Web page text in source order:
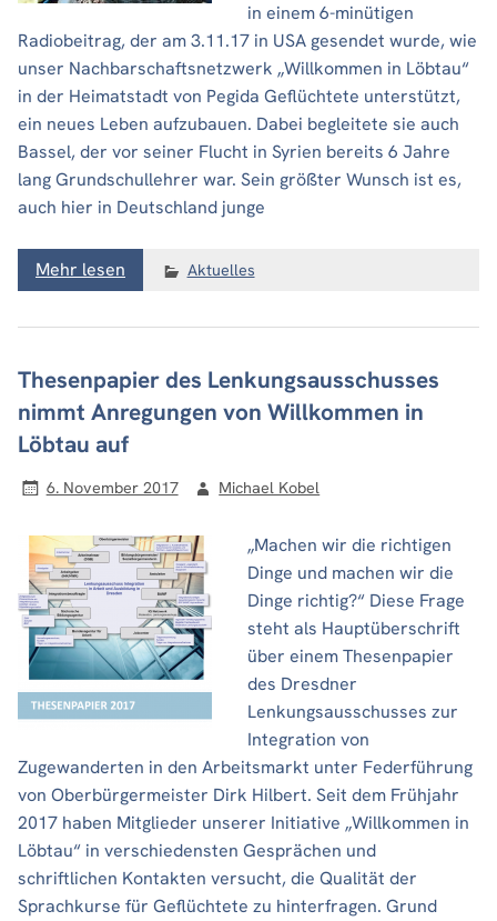
in einem 6-minütigen
Radiobeitrag, der am 3.11.17 in USA gesendet wurde, wie
unser Nachbarschaftsnetzwerk „Willkommen in Löbtau“
in der Heimatstadt von Pegida Geflüchtete unterstützt,
ein neues Leben aufzubauen. Dabei begleitete sie auch
Bassel, der vor seiner Flucht in Syrien bereits 6 Jahre
lang Grundschullehrer war. Sein größter Wunsch ist es,
auch hier in Deutschland junge
Mehr lesen Aktuelles
Thesenpapier des Lenkungsausschusses
nimmt Anregungen von Willkommen in
Löbtau auf
6. November 2017 Michael Kobel
„Machen wir die richtigen
Dinge und machen wir die
Dinge richtig?“ Diese Frage
steht als Hauptüberschrift
über einem Thesenpapier
des Dresdner
Lenkungsausschusses zur
Integration von
Zugewanderten in den Arbeitsmarkt unter Federführung
von Oberbürgermeister Dirk Hilbert. Seit dem Frühjahr
2017 haben Mitglieder unserer Initiative „Willkommen in
Löbtau“ in verschiedensten Gesprächen und
schriftlichen Kontakten versucht, die Qualität der
Sprachkurse für Geflüchtete zu hinterfragen. Grund